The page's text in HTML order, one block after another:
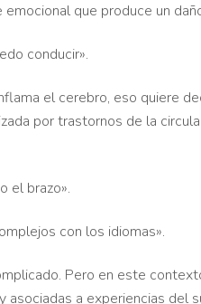
emocional que produce un
conducir».
el cerebro, eso quiere
por trastornos de la
el brazo».
con los idiomas».
Pero en este
a experiencias del